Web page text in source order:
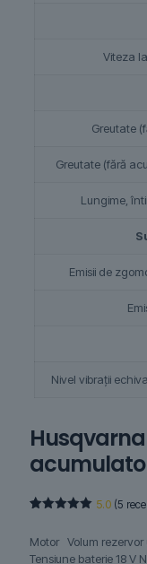
Viteza
Greutate
Greutate (fără
Lungime,
Emisii de
Nivel vibrații
pe baza a
evaluări de
5.0 (5
Motor Volum rezervor
Tensiune baterie 18 V